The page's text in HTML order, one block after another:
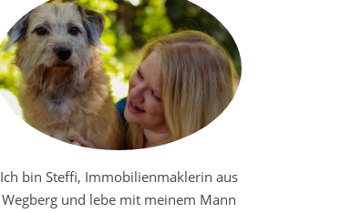
Ich bin Steffi, Immobilienmaklerin aus
Wegberg und lebe mit meinem Mann